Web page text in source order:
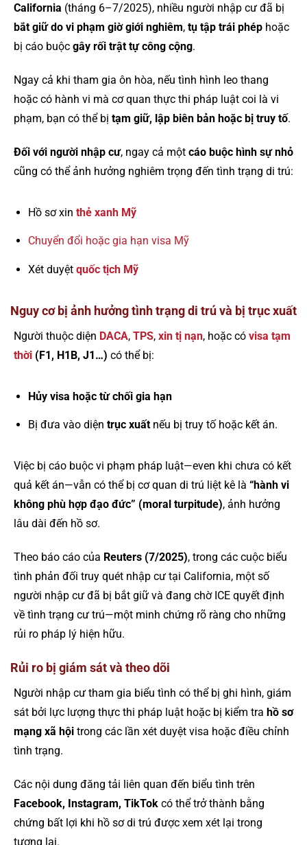
California (tháng 6–7/2025), nhiều người nhập cư đã bị
bắt giữ do vi phạm giờ giới nghiêm, tụ tập trái phép hoặc
bị cáo buộc gây rối trật tự công cộng.
Ngay cả khi tham gia ôn hòa, nếu tình hình leo thang
hoặc có hành vi mà cơ quan thực thi pháp luật coi là vi
phạm, bạn có thể bị tạm giữ, lập biên bản hoặc bị truy tố.
Đối với người nhập cư, ngay cả một cáo buộc hình sự nhỏ
cũng có thể ảnh hưởng nghiêm trọng đến tình trạng di trú:
Hồ sơ xin thẻ xanh Mỹ
Chuyển đổi hoặc gia hạn visa Mỹ
Xét duyệt quốc tịch Mỹ
Nguy cơ bị ảnh hưởng tình trạng di trú và bị trục xuất
Người thuộc diện DACA, TPS, xin tị nạn, hoặc có visa tạm
thời (F1, H1B, J1…) có thể bị:
Hủy visa hoặc từ chối gia hạn
Bị đưa vào diện trục xuấtnếu bị truy tố hoặc kết án.
Việc bị cáo buộc vi phạm pháp luật—even khi chưa có kết
quả kết án—vẫn có thể bị cơ quan di trú liệt kê là “hành vi
không phù hợp đạo đức” (moral turpitude), ảnh hưởng
lâu dài đến hồ sơ.
Theo báo cáo của Reuters (7/2025), trong các cuộc biểu
tình phản đối truy quét nhập cư tại California, một số
người nhập cư đã bị bắt giữ và đang chờ ICE quyết định
về tình trạng cư trú—một minh chứng rõ ràng cho những
rủi ro pháp lý hiện hữu.
Rủi ro bị giám sát và theo dõi
Người nhập cư tham gia biểu tình có thể bị ghi hình, giám
sát bởi lực lượng thực thi pháp luật hoặc bị kiểm tra hồ sơ
mạng xã hội trong các lần xét duyệt visa hoặc điều chỉnh
tình trạng.
Các nội dung đăng tải liên quan đến biểu tình trên
Facebook, Instagram, TikTok có thể trở thành bằng
chứng bất lợi khi hồ sơ di trú được xem xét lại trong
tương lai.